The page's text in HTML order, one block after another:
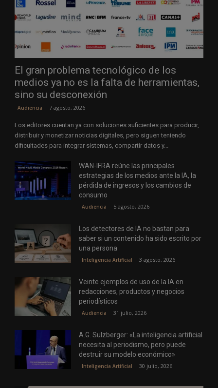
El gran problema tecnológico de los
medios ya no es la falta de herramientas,
sino su desconexión
Audiencia 7 agosto, 2026
Los editores cuentan ya con soluciones suficientes para producir,
distribuir y monetizar noticias digitales, pero siguen teniendo
dificultades para integrar sistemas, compartir datos y...
WAN-IFRA reúne las principales
estrategias de los medios ante la IA, la
pérdida de ingresos y los cambios de
consumo
Audiencia 5 agosto, 2026
Los detectores de IA no bastan para
saber si un contenido ha sido escrito por
una persona
Inteligencia Artificial 3 agosto, 2026
Veinte ejemplos de uso de la IA en
redacciones, productos y negocios
periodísticos
Audiencia 31 julio, 2026
A.G. Sulzberger: «La inteligencia artificial
necesita al periodismo, pero puede
destruir su modelo económico»
Inteligencia Artificial 30 julio, 2026